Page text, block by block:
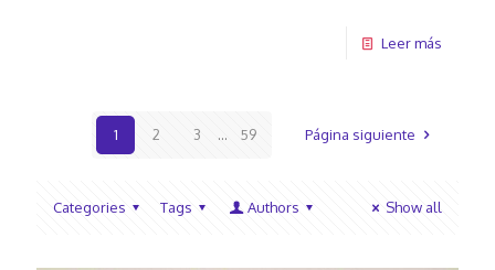
Leer más
1 2 3 ... 59 Página siguiente
Categories Tags Authors Show all